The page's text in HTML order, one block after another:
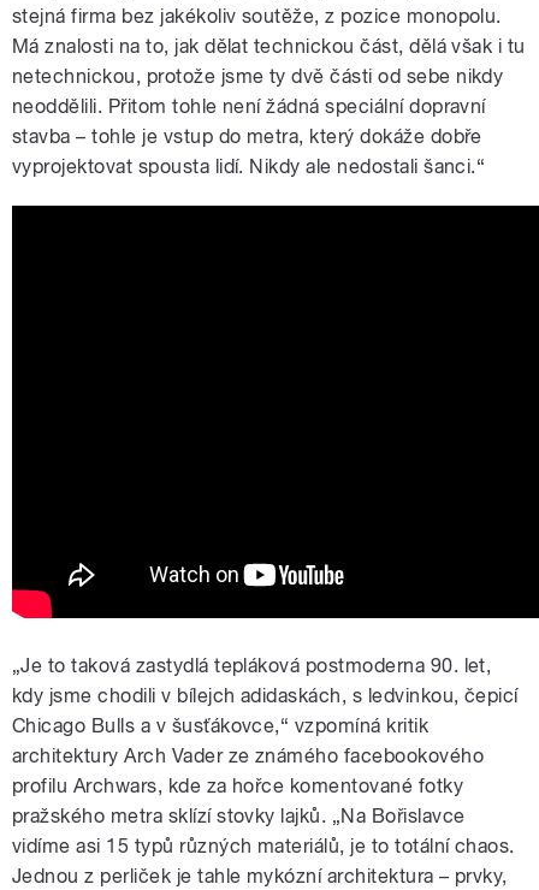
stejná firma bez jakékoliv soutěže, z pozice monopolu.
Má znalosti na to, jak dělat technickou část, dělá však i tu
netechnickou, protože jsme ty dvě části od sebe nikdy
neoddělili. Přitom tohle není žádná speciální dopravní
stavba – tohle je vstup do metra, který dokáže dobře
vyprojektovat spousta lidí. Nikdy ale nedostali šanci.“
„Je to taková zastydlá tepláková postmoderna 90. let,
kdy jsme chodili v bílejch adidaskách, s ledvinkou, čepicí
Chicago Bulls a v šusťákovce,“ vzpomíná kritik
architektury Arch Vader ze známého facebookového
profilu Archwars, kde za hořce komentované fotky
pražského metra sklízí stovky lajků. „Na Bořislavce
vidíme asi 15 typů různých materiálů, je to totální chaos.
Jednou z perliček je tahle mykózní architektura – prvky,